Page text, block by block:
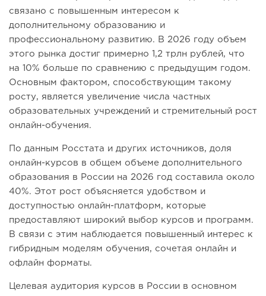
связано с повышенным интересом к
дополнительному образованию и
профессиональному развитию. В 2026 году объем
этого рынка достиг примерно 1,2 трлн рублей, что
на 10% больше по сравнению с предыдущим годом.
Основным фактором, способствующим такому
росту, является увеличение числа частных
образовательных учреждений и стремительный рост
онлайн-обучения.
По данным Росстата и других источников, доля
онлайн-курсов в общем объеме дополнительного
образования в России на 2026 год составила около
40%. Этот рост объясняется удобством и
доступностью онлайн-платформ, которые
предоставляют широкий выбор курсов и программ.
В связи с этим наблюдается повышенный интерес к
гибридным моделям обучения, сочетая онлайн и
офлайн форматы.
Целевая аудитория курсов в России в основном